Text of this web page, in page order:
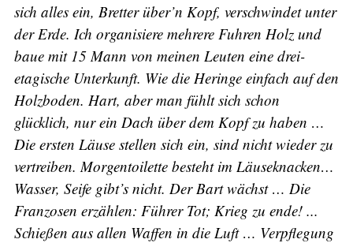
sich alles ein, Bretter über’n Kopf, verschwindet unter
der Erde. Ich organisiere mehrere Fuhren Holz und
baue mit 15 Mann von meinen Leuten eine drei-
etagische Unterkunft. Wie die Heringe einfach auf den
Holzboden. Hart, aber man fühlt sich schon
glücklich, nur ein Dach über dem Kopf zu haben …
Die ersten Läuse stellen sich ein, sind nicht wieder zu
vertreiben. Morgentoilette besteht im Läuseknacken…
Wasser, Seife gibt’s nicht. Der Bart wächst … Die
Franzosen erzählen: Führer Tot; Krieg zu ende! ...
Schießen aus allen Waffen in die Luft … Verpflegung